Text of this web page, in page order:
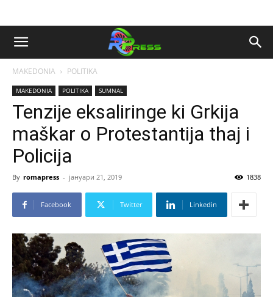
MAKEDONIA POLITIKA
MAKEDONIA POLITIKA SUMNAL
Tenzije eksaliringe ki Grkija
maškar o Protestantija thaj i
Policija
By romapress - јануари 21, 2019 1838
Facebook Twitter Linkedin